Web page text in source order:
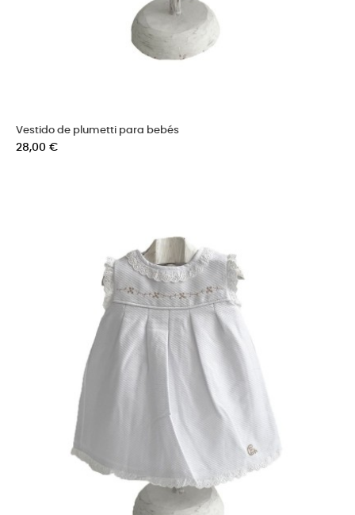
Vestido de plumetti para bebés
Precio
28,00 €